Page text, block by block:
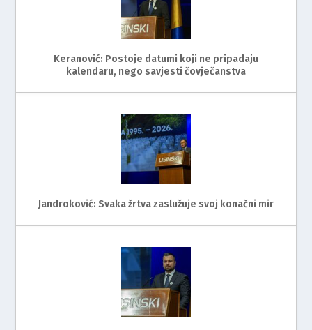
Keranović: Postoje datumi koji ne pripadaju
kalendaru, nego savjesti čovječanstva
Jandroković: Svaka žrtva zaslužuje svoj konačni mir